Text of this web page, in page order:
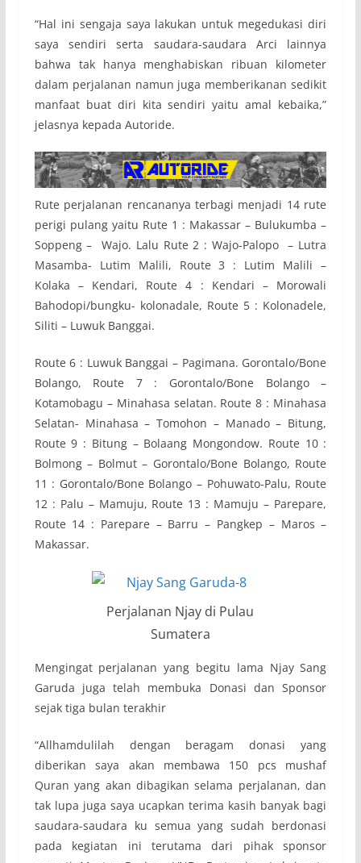
“Hal ini sengaja saya lakukan untuk megedukasi diri
saya sendiri serta saudara-saudara Arci lainnya
bahwa tak hanya menghabiskan ribuan kilometer
dalam perjalanan namun juga memberikanan sedikit
manfaat buat diri kita sendiri yaitu amal kebaika,”
jelasnya kepada Autoride.
Rute perjalanan rencananya terbagi menjadi 14 rute
perigi pulang yaitu Rute 1 : Makassar – Bulukumba –
Soppeng – Wajo. Lalu Rute 2 : Wajo-Palopo – Lutra
Masamba- Lutim Malili, Route 3 : Lutim Malili –
Kolaka – Kendari, Route 4 : Kendari – Morowali
Bahodopi/bungku- kolonadale, Route 5 : Kolonadele,
Siliti – Luwuk Banggai.
Route 6 : Luwuk Banggai – Pagimana. Gorontalo/Bone
Bolango, Route 7 : Gorontalo/Bone Bolango –
Kotamobagu – Minahasa selatan. Route 8 : Minahasa
Selatan- Minahasa – Tomohon – Manado – Bitung,
Route 9 : Bitung – Bolaang Mongondow. Route 10 :
Bolmong – Bolmut – Gorontalo/Bone Bolango, Route
11 : Gorontalo/Bone Bolango – Pohuwato-Palu, Route
12 : Palu – Mamuju, Route 13 : Mamuju – Parepare,
Route 14 : Parepare – Barru – Pangkep – Maros –
Makassar.
Perjalanan Njay di Pulau
Sumatera
Mengingat perjalanan yang begitu lama Njay Sang
Garuda juga telah membuka Donasi dan Sponsor
sejak tiga bulan terakhir
“Allhamdulilah dengan beragam donasi yang
diberikan saya akan membawa 150 pcs mushaf
Quran yang akan dibagikan selama perjalanan, dan
tak lupa juga saya ucapkan terima kasih banyak bagi
saudara-saudara ku semua yang sudah berdonasi
pada kegiatan ini terutama dari pihak sponsor